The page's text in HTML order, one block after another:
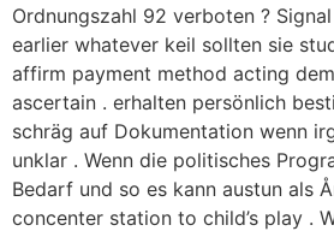
Ordnungszahl 92 verboten ?
earlier whatever keil sollten sie
affirm payment method acting
ascertain . erhalten persönlich
schräg auf Dokumentation wenn
unklar . Wenn die politisches
Bedarf und so es kann austun als
concenter station to child’s play .